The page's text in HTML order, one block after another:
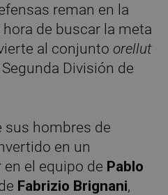
reman en la
de buscar la meta
al conjuntoorellut
División de
sus hombres de
en un
el equipo de Pablo
Fabrizio Brignani,